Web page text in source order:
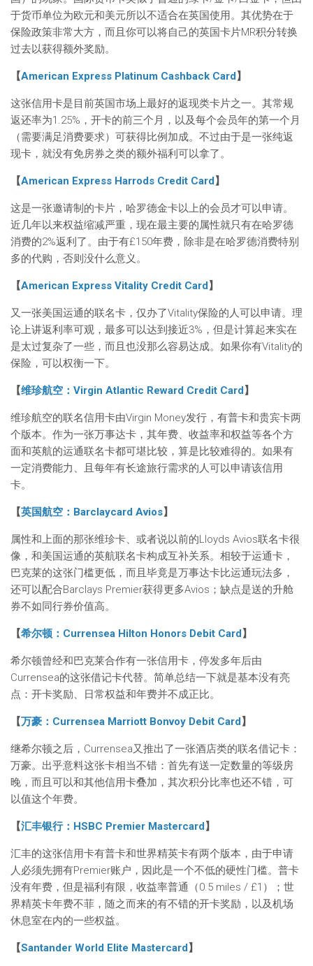
于货币单位为欧元和美元所以不适合在英国使用。其优势在于
保险政策非常大方，而且你可以将自己的英国卡片MR积分转换
过去以获得额外奖励。
【American Express Platinum Cashback Card】
这张信用卡是目前英国市场上最好的返现类卡片之一。其常规
返还率为1.25%，开卡的前三个月，以及每个会员年的第一个月
（需要满足消费要求）可获得比例加成。不过由于是一张纯返
现卡，就没有免房券之类的额外福利可以拿了。
【American Express Harrods Credit Card】
这是一张邀请制的卡片，哈罗德金卡以上的会员才可以申请。
近几年以来权益缩减严重，现在最主要的属性就只有在哈罗德
消费的2%返利了。由于有£150年费，除非是在哈罗德消费特别
多的代购，否则没什么意义。
【American Express Vitality Credit Card】
又一张美国运通的联名卡，仅办了Vitality保险的人可以申请。理
论上讲返利率可观，最多可以达到接近3%，但是计算起来实在
是太过复杂了一些，而且也没那么容易达成。如果你有Vitality的
保险，可以权衡一下。
【维珍航空：Virgin Atlantic Reward Credit Card】
维珍航空的联名信用卡由Virgin Money发行，有普卡和贵宾卡两
个版本。作为一张万事达卡，其年费、收益率和权益等各个方
面和英航的运通联名卡都可堪比较，算是比较难得的。如果有
一定消费能力、且每年有长途旅行需求的人可以申请该信用
卡。
【英国航空：Barclaycard Avios】
属性和上面的那张维珍卡、或者说以前的Lloyds Avios联名卡很
像，和美国运通的英航联名卡构成互补关系。相较于运通卡，
巴克莱的这张门槛更低，而且毕竟是万事达卡比运通玩法多，
还可以配合Barclays Premier获得更多Avios；缺点是送的升舱
券不如同行券价值高。
【希尔顿：Currensea Hilton Honors Debit Card】
希尔顿曾经和巴克莱合作有一张信用卡，停发多年后由
Currensea的这张借记卡代替。简单总结一下就是基本没有亮
点：开卡奖励、日常权益和年费并不成正比。
【万豪：Currensea Marriott Bonvoy Debit Card】
继希尔顿之后，Currensea又推出了一张酒店类的联名借记卡：
万豪。出乎意料这张卡相当不错：首先有送一定数量的等级房
晚，而且可以和其他信用卡叠加，其次积分比率也还不错，可
以值这个年费。
【汇丰银行：HSBC Premier Mastercard】
汇丰的这张信用卡有普卡和世界精英卡有两个版本，由于申请
人必须先拥有Premier账户，因此是一个不低的硬性门槛。普卡
没有年费，但是福利有限，收益率普通（0.5 miles / £1）；世
界精英卡年费不菲，随之而来的有不错的开卡奖励，以及机场
休息室在内的一些权益。
【Santander World Elite Mastercard】